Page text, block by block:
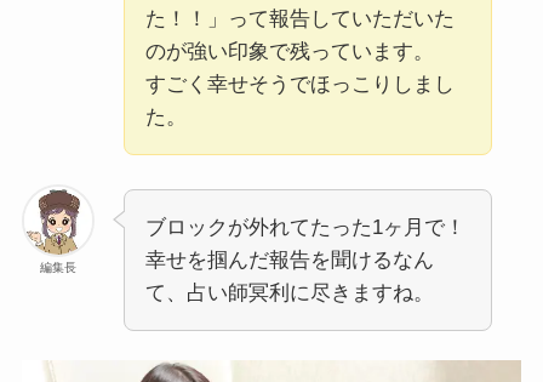
た！！」って報告していただいた
のが強い印象で残っています。
すごく幸せそうでほっこりしまし
た。
編集長
ブロックが外れてたった1ヶ月で！
幸せを掴んだ報告を聞けるなん
て、占い師冥利に尽きますね。